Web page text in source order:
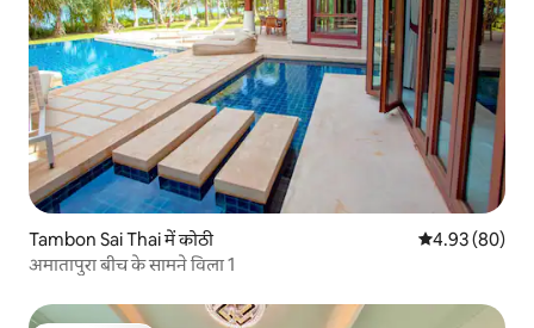
Tambon Sai Thai में कोठी औसत रेटिंग 5 में
4.93 (80)
अमातापुरा बीच के सामने विला 1